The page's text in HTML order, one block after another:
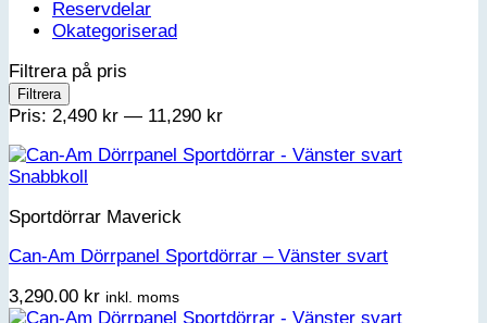
Reservdelar
Okategoriserad
Filtrera på pris
Min
pris
Max
pris
Filtrera
Pris: 2,490 kr — 11,290 kr
Snabbkoll
Sportdörrar Maverick
Can-Am Dörrpanel Sportdörrar – Vänster svart
3,290.00 kr inkl. moms